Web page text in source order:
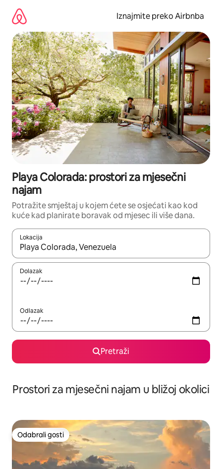
sadržaj
Iznajmite preko Airbnba
Playa Colorada: prostori za mjesečni
najam
Potražite smještaj u kojem ćete se osjećati kao kod
kuće kad planirate boravak od mjesec ili više dana.
Lokacija
Kada budu dostupni rezultati, moći ćete ih pregledati
Dolazak
Odlazak
Pretraži
Prostori za mjesečni najam u bližoj okolici
Odabrali gosti
Odabrali gosti